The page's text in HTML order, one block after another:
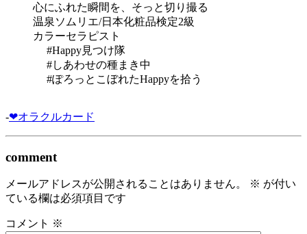
心にふれた瞬間を、そっと切り撮る
温泉ソムリエ/日本化粧品検定2級
カラーセラピスト
#Happy見つけ隊
#しあわせの種まき中
#ぽろっとこぼれたHappyを拾う
-❤オラクルカード
comment
メールアドレスが公開されることはありません。 ※ が付い
ている欄は必須項目です
コメント ※